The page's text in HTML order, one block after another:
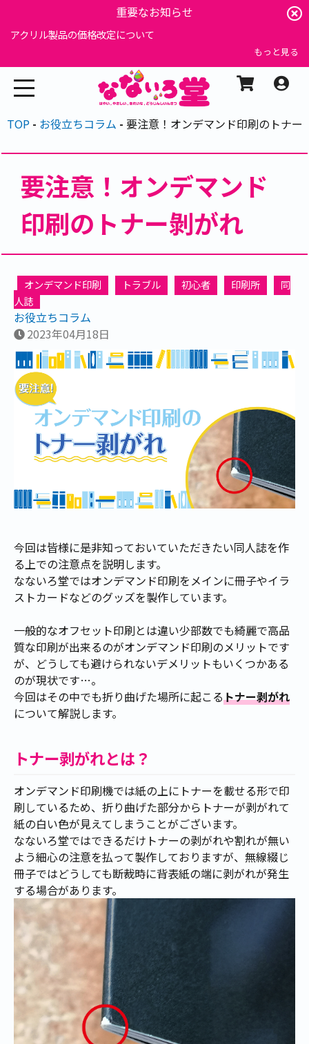
重要なお知らせ
アクリル製品の価格改定について
もっと見る
TOP お役立ちコラム 要注意！オンデマンド印刷のトナー
要注意！オンデマンド
印刷のトナー剝がれ
オンデマンド印刷 トラブル 初心者 印刷所
同
人誌
お役立ちコラム
2023年04月18日
今回は皆様に是非知っておいていただきたい同人誌を作
る上での注意点を説明します。
なないろ堂ではオンデマンド印刷をメインに冊子やイラ
ストカードなどのグッズを製作しています。
一般的なオフセット印刷とは違い少部数でも綺麗で高品
質な印刷が出来るのがオンデマンド印刷のメリットです
が、どうしても避けられないデメリットもいくつかある
のが現状です…。
今回はその中でも折り曲げた場所に起こるトナー剥がれ
について解説します。
トナー剥がれとは？
オンデマンド印刷機では紙の上にトナーを載せる形で印
刷しているため、折り曲げた部分からトナーが剥がれて
紙の白い色が見えてしまうことがございます。
なないろ堂ではできるだけトナーの剥がれや割れが無い
よう細心の注意を払って製作しておりますが、無線綴じ
冊子ではどうしても断裁時に背表紙の端に剥がれが発生
する場合があります。